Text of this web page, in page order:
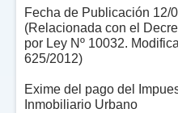
Fecha de Publicación 12/
(Relacionada con el
por Ley Nº 10032.
625/2012)
Exime del pago del
Inmobiliario Urbano